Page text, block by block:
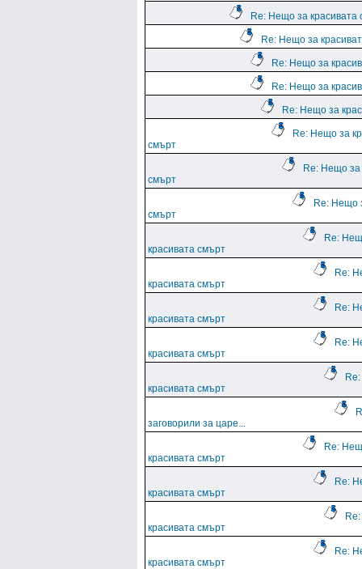
Re: Нещо за красивата
Re: Нещо за
Re: Нещо за
Re: Нещо за
Re: Нещо за
Re: Нещо за
смърт
Re: Нещо за
смърт
Re: Нещо
смърт
Re:
красивата смърт
Re:
красивата смърт
Re:
красивата смърт
Re:
красивата смърт
красивата смърт
заговорили за царе...
Re:
красивата смърт
Re:
красивата смърт
красивата смърт
Re:
красивата смърт